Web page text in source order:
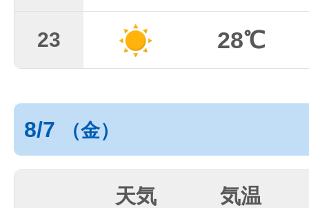
23 28℃
8/7 （金）
天気 気温